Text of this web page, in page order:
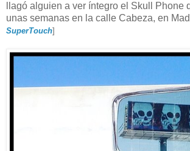
llagó alguien a ver íntegro el Skull Phone
unas semanas en la calle Cabeza, en
SuperTouch]